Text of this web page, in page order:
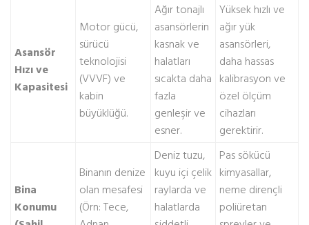
Asansör
Hızı ve
Kapasitesi
Motor gücü,
sürücü
teknolojisi
(VVVF) ve
kabin
büyüklüğü.
Ağır tonajlı
asansörlerin
kasnak ve
halatları
sıcakta daha
fazla
genleşir ve
esner.
Yüksek hızlı ve
ağır yük
asansörleri,
daha hassas
kalibrasyon ve
özel ölçüm
cihazları
gerektirir.
Bina
Konumu
Binanın denize
olan mesafesi
(Örn: Tece,
Deniz tuzu,
kuyu içi çelik
raylarda ve
halatlarda
Pas sökücü
kimyasallar,
neme dirençli
poliüretan